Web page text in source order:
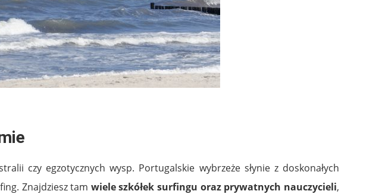
czy egzotycznych wysp. Portugalskie wybrzeże słynie z doskonałych
Znajdziesz tam wiele szkółek surfingu oraz prywatnych nauczycieli,